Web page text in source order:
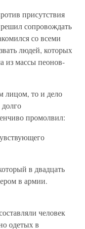
присутствия
сопровождать
со всеми
людей, которых
из массы пеонов-
лицом, то и дело
промолвил:
в двадцать
в армии.
человек
одетых в